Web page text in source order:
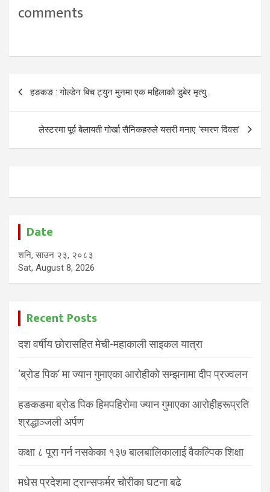
comments
Post
navigation
हङकङ : गोल्डेन बिच ट्युन मुनमा एक महिलाको डुबेर मृत्यु..
लेस्टरमा पूर्व बेलायती गोर्खा सैनिकहरुले यसरी मनाए ‘स्मरण दिवस’
Date
शनि, साउन २३, २०८३
Sat, August 8, 2026
Recent Posts
दश वर्षीय छोरासहित मेची-महाकाली साइकल यात्रा
‘ब्रोड पिक’ मा ज्यान गुमाएका आरोहीको सम्झनामा दीप प्रज्वलन
हङकङमा ब्रोड पिक हिमपहिरोमा ज्यान गुमाएका आरोहीहरूप्रति
श्रद्धाञ्जली अर्पण
कक्षा ८ पूरा गर्न नसकेका १३७ बालबालिकालाई वैकल्पिक शिक्षा
मधेस प्रदेशमा ट्रान्सफर्मर चोरीका घटना बढे